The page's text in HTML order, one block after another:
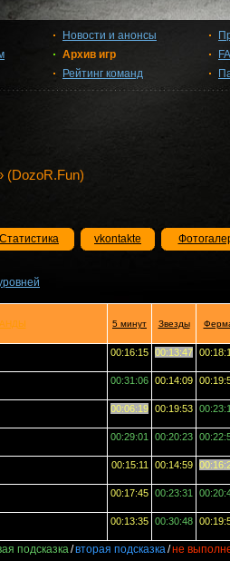
Новости и анонсы
Архив игр
Рейтинг команд
(DozoR.Fun)
Статистика vkontakte
5 минут Звезды
00:16:15 00:13:47
00:31:06 00:14:09
00:06:19 00:19:53
00:29:01 00:20:23
00:15:11 00:14:59
00:17:45 00:23:31
00:13:35 00:30:48
подсказка/вторая подсказка/не